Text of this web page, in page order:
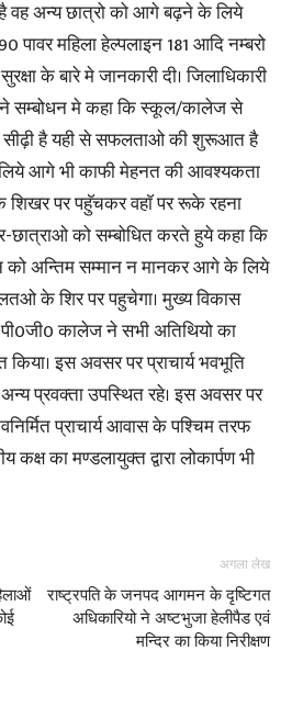
वह अन्य छात्रो को आगे बढ़ने के लिये
पावर महिला हेल्पलाइन 181 आदि नम्बरो
के बारे मे जानकारी दी। जिलाधिकारी
सम्बोधन मे कहा कि स्कूल/कालेज से
सीढ़ी है यही से सफलताओ की शुरूआत है
आगे भी काफी मेहनत की आवश्यकता
पर पहुॅचकर वहाॅ पर रूके रहना
छात्राओ को सम्बोधित करते हुये कहा कि
को अन्तिम सम्मान न मानकर आगे के लिये
के शिर पर पहुचेगा। मुख्य विकास
कालेज ने सभी अतिथियो का
इस अवसर पर प्राचार्य भवभूति
प्रवक्ता उपस्थित रहे। इस अवसर पर
प्राचार्य आवास के पश्चिम तरफ
का मण्डलायुक्त द्वारा लोकार्पण भी
अगला लेख
राष्ट्रपति के जनपद आगमन के दृष्टिगत
अधिकारियो ने अष्टभुजा हेलीपैड एवं
मन्दिर का किया निरीक्षण